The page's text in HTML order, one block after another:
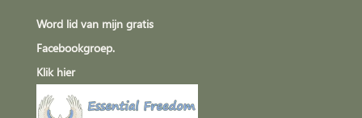
Word lid van mijn gratis
Facebookgroep.
Klik hier